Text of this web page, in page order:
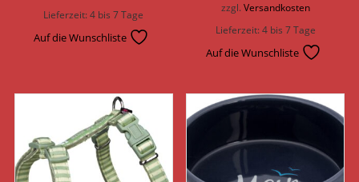
Lieferzeit:4 bis 7 Tage
Auf die Wunschliste
zzgl. Versandkosten
Lieferzeit:4 bis 7 Tage
Auf die Wunschliste